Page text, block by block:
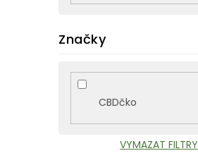
Značky
CBDčko
VYMAZAT FILTRY